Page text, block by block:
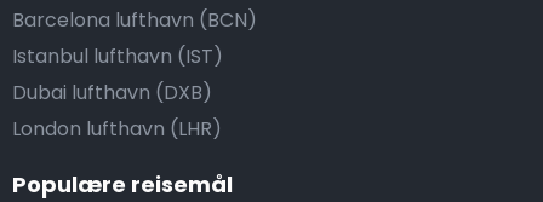
Barcelona lufthavn (BCN)
Istanbul lufthavn (IST)
Dubai lufthavn (DXB)
London lufthavn (LHR)
Populære reisemål